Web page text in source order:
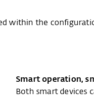
within the
Smart operation,
Both smart devices